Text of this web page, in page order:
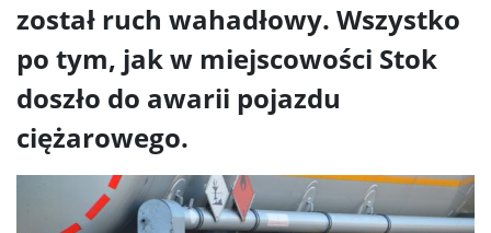
został ruch wahadłowy. Wszystko
po tym, jak w miejscowości Stok
doszło do awarii pojazdu
ciężarowego.